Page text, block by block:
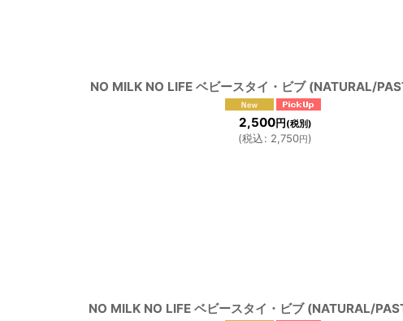
NO MILK NO LIFE ベビースタイ・ビブ (NATURAL/
2,500円(税別)
(税込: 2,750円)
NO MILK NO LIFE ベビースタイ・ビブ (NATURAL/